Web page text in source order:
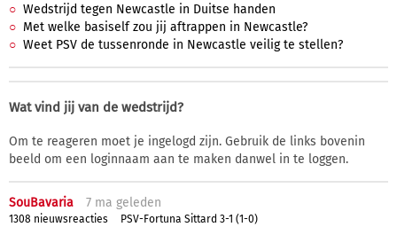
Wedstrijd tegen Newcastle in Duitse handen
Met welke basiself zou jij aftrappen in Newcastle?
Weet PSV de tussenronde in Newcastle veilig te stellen?
Wat vind jij van de wedstrijd?
Om te reageren moet je ingelogd zijn. Gebruik de links bovenin
beeld om een loginnaam aan te maken danwel in te loggen.
SouBavaria 7 ma geleden
1308 nieuwsreacties
PSV-Fortuna Sittard 3-1 (1-0)